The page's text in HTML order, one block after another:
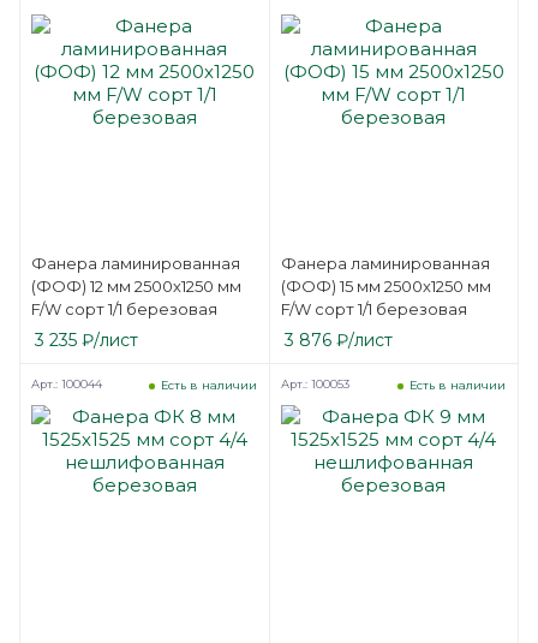
Фанера ламинированная
(ФОФ) 12 мм 2500х1250 мм
F/W сорт 1/1 березовая
3 235 ₽/лист
Фанера ламинированная
(ФОФ) 15 мм 2500х1250 мм
F/W сорт 1/1 березовая
3 876₽/лист
Есть в наличии
Арт.: 100044 Есть в наличии
Арт.: 100053